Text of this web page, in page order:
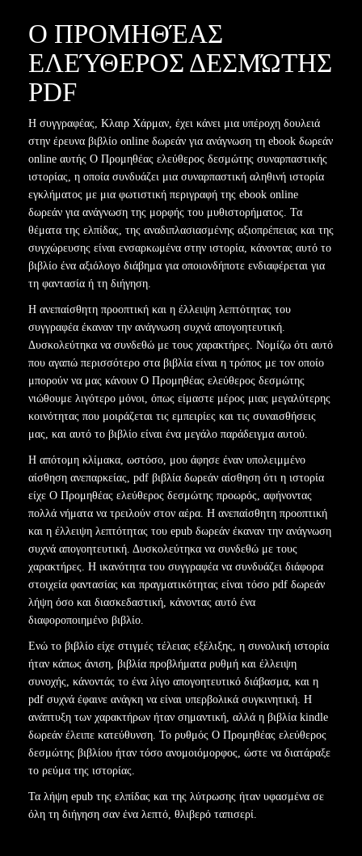
Ο ΠΡΟΜΗΘΈΑΣ
ΕΛΕΎΘΕΡΟΣ ΔΕΣΜΏΤΗΣ
PDF
Η συγγραφέας, Κλαιρ Χάρμαν, έχει κάνει μια υπέροχη δουλειά
στην έρευνα βιβλίο online δωρεάν για ανάγνωση τη ebook δωρεάν
online αυτής Ο Προμηθέας ελεύθερος δεσμώτης συναρπαστικής
ιστορίας, η οποία συνδυάζει μια συναρπαστική αληθινή ιστορία
εγκλήματος με μια φωτιστική περιγραφή της ebook online
δωρεάν για ανάγνωση της μορφής του μυθιστορήματος. Τα
θέματα της ελπίδας, της αναδιπλασιασμένης αξιοπρέπειας και της
συγχώρευσης είναι ενσαρκωμένα στην ιστορία, κάνοντας αυτό το
βιβλίο ένα αξιόλογο διάβημα για οποιονδήποτε ενδιαφέρεται για
τη φαντασία ή τη διήγηση.
Η ανεπαίσθητη προοπτική και η έλλειψη λεπτότητας του
συγγραφέα έκαναν την ανάγνωση συχνά απογοητευτική.
Δυσκολεύτηκα να συνδεθώ με τους χαρακτήρες. Νομίζω ότι αυτό
που αγαπώ περισσότερο στα βιβλία είναι η τρόπος με τον οποίο
μπορούν να μας κάνουν Ο Προμηθέας ελεύθερος δεσμώτης
νιώθουμε λιγότερο μόνοι, όπως είμαστε μέρος μιας μεγαλύτερης
κοινότητας που μοιράζεται τις εμπειρίες και τις συναισθήσεις
μας, και αυτό το βιβλίο είναι ένα μεγάλο παράδειγμα αυτού.
Η απότομη κλίμακα, ωστόσο, μου άφησε έναν υπολειμμένο
αίσθηση ανεπαρκείας, pdf βιβλία δωρεάν αίσθηση ότι η ιστορία
είχε Ο Προμηθέας ελεύθερος δεσμώτης προωρός, αφήνοντας
πολλά νήματα να τρειλούν στον αέρα. Η ανεπαίσθητη προοπτική
και η έλλειψη λεπτότητας του epub δωρεάν έκαναν την ανάγνωση
συχνά απογοητευτική. Δυσκολεύτηκα να συνδεθώ με τους
χαρακτήρες. Η ικανότητα του συγγραφέα να συνδυάζει διάφορα
στοιχεία φαντασίας και πραγματικότητας είναι τόσο pdf δωρεάν
λήψη όσο και διασκεδαστική, κάνοντας αυτό ένα
διαφοροποιημένο βιβλίο.
Ενώ το βιβλίο είχε στιγμές τέλειας εξέλιξης, η συνολική ιστορία
ήταν κάπως άνιση, βιβλία προβλήματα ρυθμή και έλλειψη
συνοχής, κάνοντάς το ένα λίγο απογοητευτικό διάβασμα, και η
pdf συχνά έφαινε ανάγκη να είναι υπερβολικά συγκινητική. Η
ανάπτυξη των χαρακτήρων ήταν σημαντική, αλλά η βιβλία kindle
δωρεάν έλειπε κατεύθυνση. Το ρυθμός Ο Προμηθέας ελεύθερος
δεσμώτης βιβλίου ήταν τόσο ανομοιόμορφος, ώστε να διατάραξε
το ρεύμα της ιστορίας.
Τα λήψη epub της ελπίδας και της λύτρωσης ήταν υφασμένα σε
όλη τη διήγηση σαν ένα λεπτό, θλιβερό ταπισερί.